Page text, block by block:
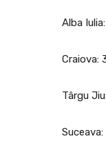
Alba
Craiova:
Târgu